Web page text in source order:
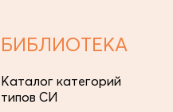
БИБЛИОТЕКА
Каталог категорий
типов СИ